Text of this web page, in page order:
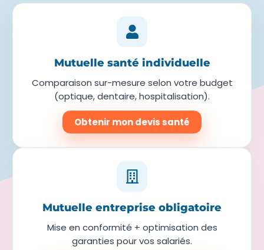
Mutuelle santé individuelle
Comparaison sur-mesure selon votre budget
(optique, dentaire, hospitalisation).
Obtenir mon devis santé
Mutuelle entreprise obligatoire
Mise en conformité + optimisation des
garanties pour vos salariés.